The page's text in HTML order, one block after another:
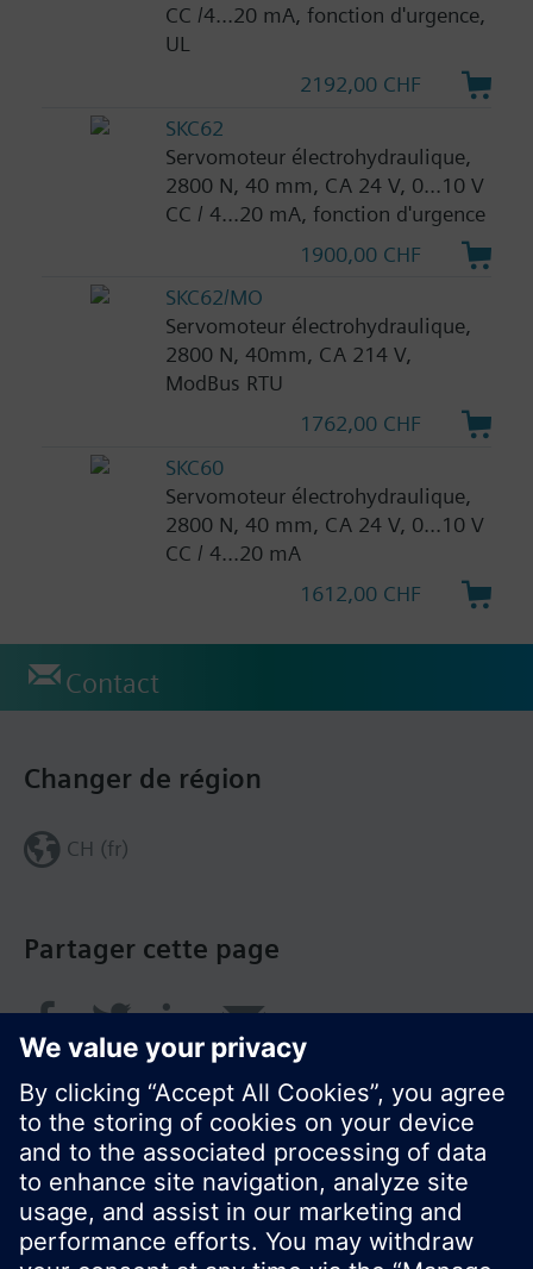
CC /4...20 mA, fonction d'urgence,
UL
2192,00 CHF
SKC62
Servomoteur électrohydraulique,
2800 N, 40 mm, CA 24 V, 0...10 V
CC / 4...20 mA, fonction d'urgence
1900,00 CHF
SKC62/MO
Servomoteur électrohydraulique,
2800 N, 40mm, CA 214 V,
ModBus RTU
1762,00 CHF
SKC60
Servomoteur électrohydraulique,
2800 N, 40 mm, CA 24 V, 0...10 V
CC / 4...20 mA
1612,00 CHF
Contact
Partager cette page
Changer de région
CH (fr)
© Siemens Switzerland Ltd. 2018